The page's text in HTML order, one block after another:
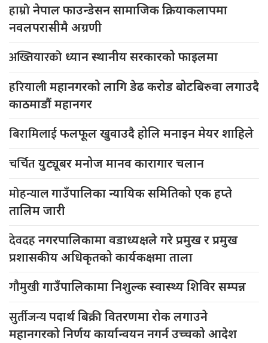
हाम्रोनेपाल फाउन्डेसन सामाजिक क्रियाकलापमा
नवलपरासीमै अग्रणी
अख्तियारको ध्यान स्थानीय सरकारको फाइलमा
हरियालीमहानगरको लागि डेढ करोड बोटबिरुवा लगाउदै
काठमाडौं महानगर
बिरामिलाईफलफूल खुवाउदै होलि मनाइन मेयर शाहिले
चर्चितयुट्यूबर मनोज मानव कारागार चलान
मोहन्यालगाउँपालिका न्यायिक समितिको एक हप्ते
तालिम जारी
देवदहनगरपालिकामा वडाध्यक्षले गरे प्रमुख र प्रमुख
प्रशासकीय अधिकृतको कार्यकक्षमा ताला
गौमुखीगाउँपालिकामा निशुल्क स्वास्थ्य शिविर सम्पन्न
सुर्तीजन्यपदार्थ बिक्री वितरणमा रोक लगाउने
महानगरको निर्णय कार्यान्वयन नगर्न उच्चको आदेश